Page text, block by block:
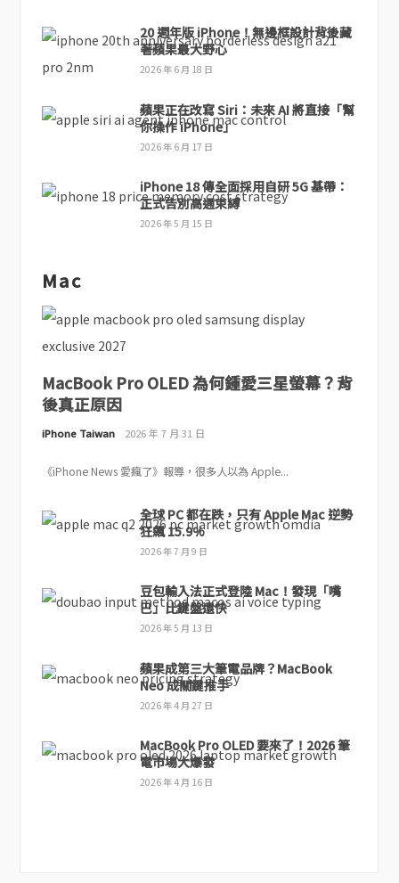
20 週年版 iPhone！無邊框設計背後藏
著蘋果最大野心
2026 年 6 月 18 日
蘋果正在改寫 Siri：未來 AI 將直接「幫
你操作 iPhone」
2026 年 6 月 17 日
iPhone 18 傳全面採用自研 5G 基帶：
正式告別高通束縛
2026 年 5 月 15 日
Mac
MacBook Pro OLED 為何鍾愛三星螢幕？背
後真正原因
iPhone Taiwan 2026 年 7 月 31 日
《iPhone News 愛瘋了》報導，很多人以為 Apple...
全球 PC 都在跌，只有 Apple Mac 逆勢
狂飆 15.9%
2026 年 7 月 9 日
豆包輸入法正式登陸 Mac！發現「嘴
巴」比鍵盤還快
2026 年 5 月 13 日
蘋果成第三大筆電品牌？MacBook
Neo 成關鍵推手
2026 年 4 月 27 日
MacBook Pro OLED 要來了！2026 筆
電市場大爆發
2026 年 4 月 16 日